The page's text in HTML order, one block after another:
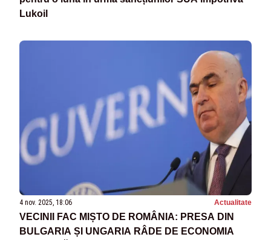
Lukoil
4 nov. 2025, 18:06 Actualitate
VECINII FAC MIȘTO DE ROMÂNIA: PRESA DIN
BULGARIA ȘI UNGARIA RÂDE DE ECONOMIA